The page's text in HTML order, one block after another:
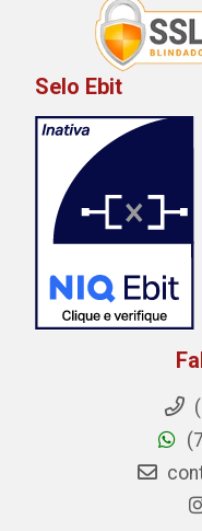
Selo Ebit